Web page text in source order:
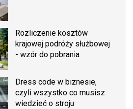
Rozliczenie kosztów
krajowej podróży służbowej
- wzór do pobrania
Dress code w biznesie,
czyli wszystko co musisz
wiedzieć o stroju